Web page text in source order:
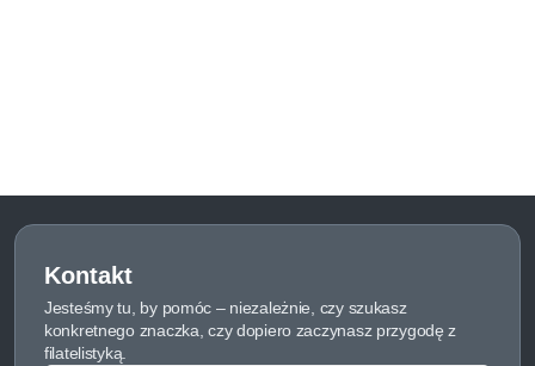
Kontakt
Jesteśmy tu, by pomóc – niezależnie, czy szukasz
konkretnego znaczka, czy dopiero zaczynasz przygodę z
filatelistyką.